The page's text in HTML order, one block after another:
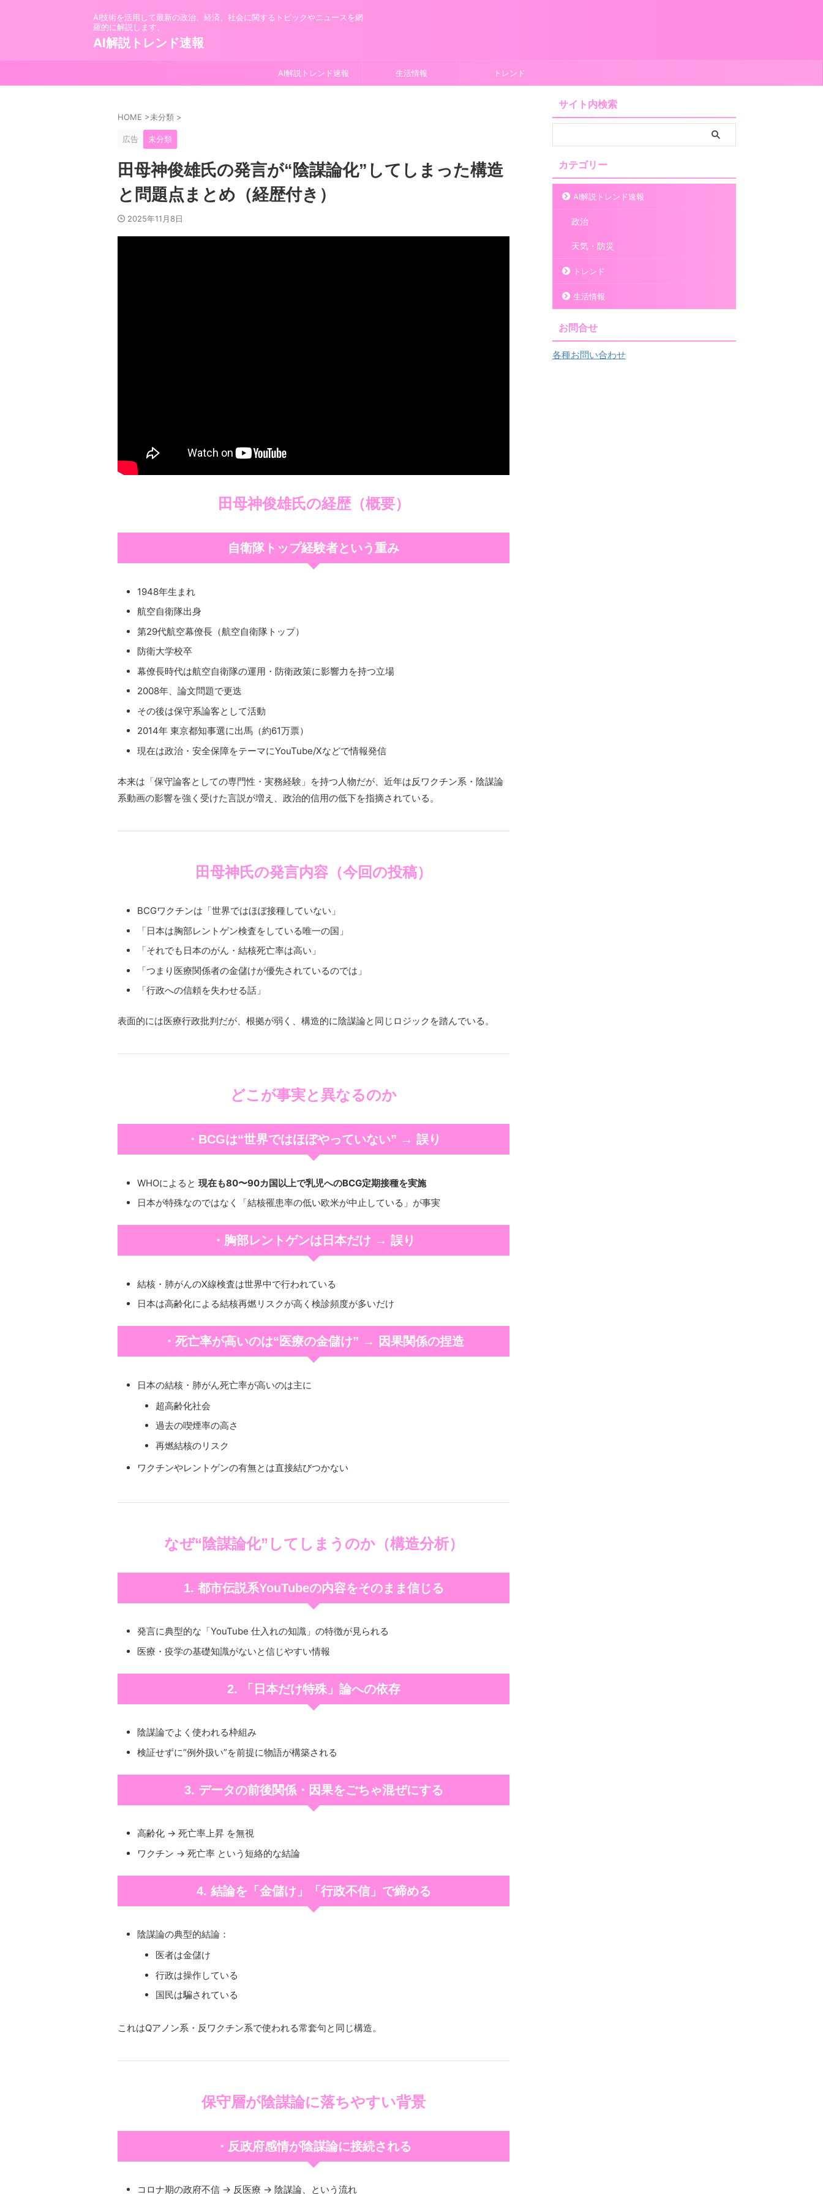
AI技術を活用して最新の政治、経済、社会に関するトピックやニュースを網
羅的に解説します。
AI解説トレンド速報
AI解説トレンド速報 生活情報 トレンド
HOME >未分類 >
広告 未分類
田母神俊雄氏の発言が“陰謀論化”してしまった構造
と問題点まとめ（経歴付き）
2025年11月8日
田母神俊雄氏の経歴（概要）
自衛隊トップ経験者という重み
1948年生まれ
航空自衛隊出身
第29代航空幕僚長（航空自衛隊トップ）
防衛大学校卒
幕僚長時代は航空自衛隊の運用・防衛政策に影響力を持つ立場
2008年、論文問題で更迭
その後は保守系論客として活動
2014年 東京都知事選に出馬（約61万票）
現在は政治・安全保障をテーマにYouTube/Xなどで情報発信
本来は「保守論客としての専門性・実務経験」を持つ人物だが、近年は反ワクチン系・陰謀論
系動画の影響を強く受けた言説が増え、政治的信用の低下を指摘されている。
田母神氏の発言内容（今回の投稿）
BCGワクチンは「世界ではほぼ接種していない」
「日本は胸部レントゲン検査をしている唯一の国」
「それでも日本のがん・結核死亡率は高い」
「つまり医療関係者の金儲けが優先されているのでは」
「行政への信頼を失わせる話」
表面的には医療行政批判だが、根拠が弱く、構造的に陰謀論と同じロジックを踏んでいる。
どこが事実と異なるのか
・BCGは“世界ではほぼやっていない” → 誤り
WHOによると 現在も80〜90カ国以上で乳児へのBCG定期接種を実施
日本が特殊なのではなく「結核罹患率の低い欧米が中止している」が事実
・胸部レントゲンは日本だけ → 誤り
結核・肺がんのX線検査は世界中で行われている
日本は高齢化による結核再燃リスクが高く検診頻度が多いだけ
・死亡率が高いのは“医療の金儲け” → 因果関係の捏造
日本の結核・肺がん死亡率が高いのは主に
超高齢化社会
過去の喫煙率の高さ
再燃結核のリスク
ワクチンやレントゲンの有無とは直接結びつかない
なぜ“陰謀論化”してしまうのか（構造分析）
1. 都市伝説系YouTubeの内容をそのまま信じる
発言に典型的な「YouTube 仕入れの知識」の特徴が見られる
医療・疫学の基礎知識がないと信じやすい情報
2. 「日本だけ特殊」論への依存
陰謀論でよく使われる枠組み
検証せずに“例外扱い”を前提に物語が構築される
3. データの前後関係・因果をごちゃ混ぜにする
高齢化 → 死亡率上昇 を無視
ワクチン → 死亡率 という短絡的な結論
4. 結論を「金儲け」「行政不信」で締める
陰謀論の典型的結論：
医者は金儲け
行政は操作している
国民は騙されている
これはQアノン系・反ワクチン系で使われる常套句と同じ構造。
保守層が陰謀論に落ちやすい背景
・反政府感情が陰謀論に接続される
コロナ期の政府不信 → 反医療 → 陰謀論、という流れ
サイト内検索
カテゴリー
AI解説トレンド速報
政治
天気・防災
トレンド
生活情報
お問合せ
各種お問い合わせ